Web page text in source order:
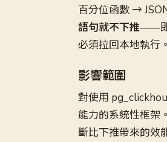
百分位函數 →
語句就不下推——即
必須拉回本地執行。
影響範圍
對使用
能力的系統性框架
斷比下推帶來的效